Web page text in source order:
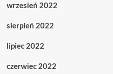
wrzesień 2022
sierpień 2022
lipiec 2022
czerwiec 2022